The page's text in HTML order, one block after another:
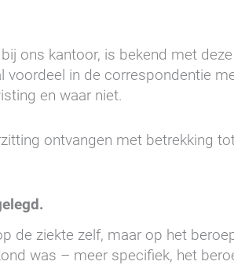
ons kantoor, is bekend met
voordeel in de correspondentie
en waar niet.
ontvangen met betrekking
de ziekte zelf, maar op het
was – meer specifiek, het